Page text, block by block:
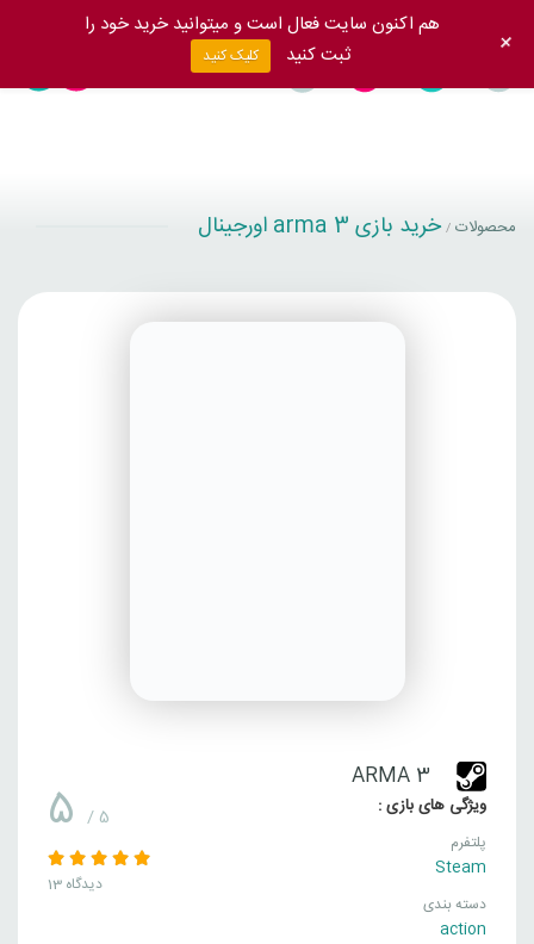
محصولات / خرید بازی arma 3 اورجینال
ARMA 3
ویژگی های بازی :
پلتفرم
Steam
دسته بندی
action
5 / 5
13 دیدگاه
هم اکنون سایت فعال است و میتوانید خرید خود را
ثبت کنید
کلیک کنید +